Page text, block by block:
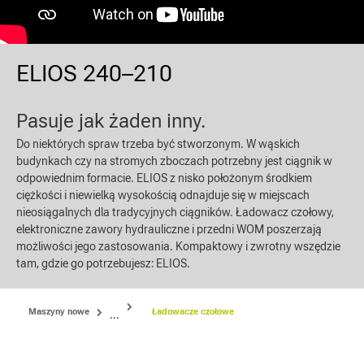
ELIOS 240–210
Pasuje jak żaden inny.
Do niektórych spraw trzeba być stworzonym. W wąskich
budynkach czy na stromych zboczach potrzebny jest ciągnik w
odpowiednim formacie. ELIOS z nisko położonym środkiem
ciężkości i niewielką wysokością odnajduje się w miejscach
nieosiągalnych dla tradycyjnych ciągników. Ładowacz czołowy,
elektroniczne zawory hydrauliczne i przedni WOM poszerzają
możliwości jego zastosowania. Kompaktowy i zwrotny wszędzie
tam, gdzie go potrzebujesz: ELIOS.
Maszyny nowe ... Ładowacze czołowe